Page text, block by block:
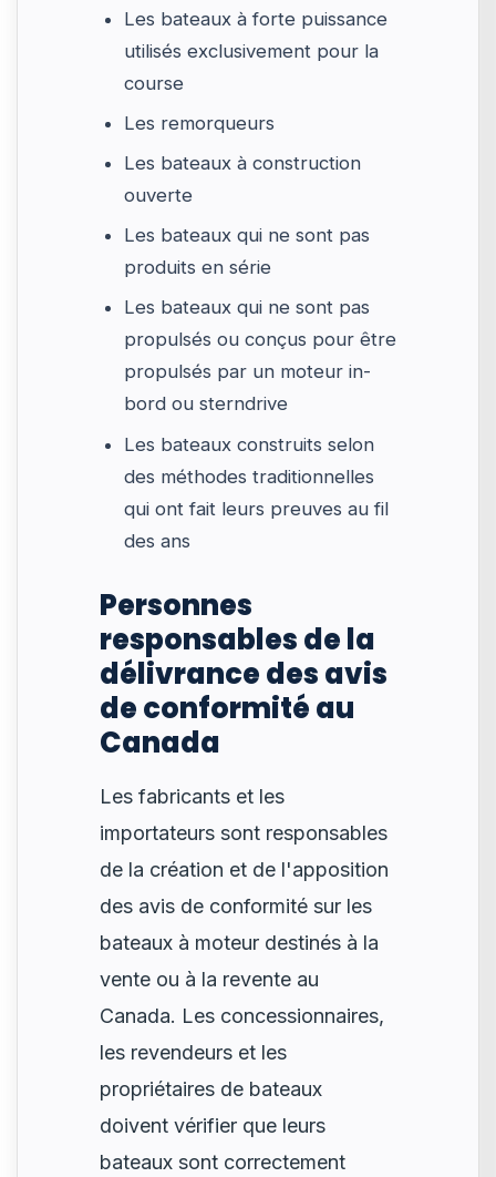
Les bateaux à forte puissance
utilisés exclusivement pour la
course
Les remorqueurs
Les bateaux à construction
ouverte
Les bateaux qui ne sont pas
produits en série
Les bateaux qui ne sont pas
propulsés ou conçus pour être
propulsés par un moteur in-
bord ou sterndrive
Les bateaux construits selon
des méthodes traditionnelles
qui ont fait leurs preuves au fil
des ans
Personnes
responsables de la
délivrance des avis
de conformité au
Canada
Les fabricants et les
importateurs sont responsables
de la création et de l'apposition
des avis de conformité sur les
bateaux à moteur destinés à la
vente ou à la revente au
Canada. Les concessionnaires,
les revendeurs et les
propriétaires de bateaux
doivent vérifier que leurs
bateaux sont correctement